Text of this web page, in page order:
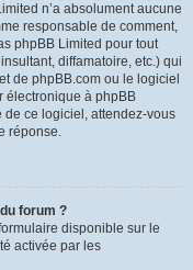
n’a absolument aucune
responsable de comment,
phpBB Limited pour tout
diffamatoire, etc.) qui
de phpBB.com ou le logiciel
électronique à phpBB
de ce logiciel, attendez-vous
réponse.
forum ?
disponible sur le
activée par les